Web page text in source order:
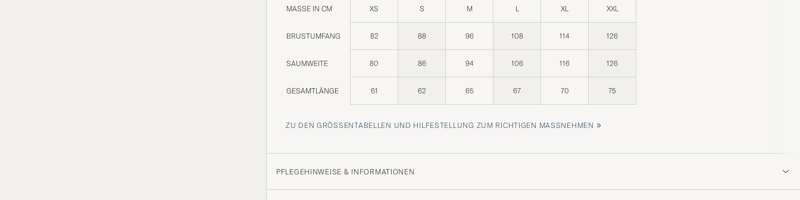
MASSE IN CM XS S M L XL XXL
BRUSTUMFANG 82 88 96 108 114 126
SAUMWEITE 80 86 94 106 116 126
GESAMTLÄNGE 61 62 65 67 70 75
ZU DEN GRÖSSENTABELLEN UND HILFESTELLUNG ZUM RICHTIGEN MASSNEHMEN »
PFLEGEHINWEISE & INFORMATIONEN